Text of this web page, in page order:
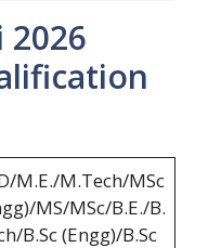
2026
M.E./M.Tech/MSc
MS/MSc/B.E./B.
B.Sc (Engg)/B.Sc